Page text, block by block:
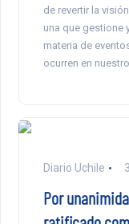
de revertir la
una que gestione
materia de
ocurren en
Diario Uchile
Por